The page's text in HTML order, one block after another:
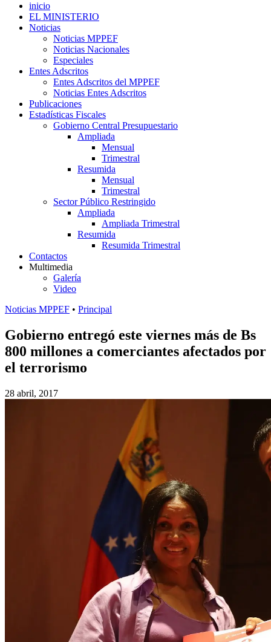
inicio
EL MINISTERIO
Noticias
Noticias MPPEF
Noticias Nacionales
Especiales
Entes Adscritos
Entes Adscritos del MPPEF
Noticias Entes Adscritos
Publicaciones
Estadísticas Fiscales
Gobierno Central Presupuestario
Ampliada
Mensual
Trimestral
Resumida
Mensual
Trimestral
Sector Público Restringido
Ampliada
Ampliada Trimestral
Resumida
Resumida Trimestral
Contactos
Multimedia
Galería
Video
Noticias MPPEF • Principal
Gobierno entregó este viernes más de Bs
800 millones a comerciantes afectados por
el terrorismo
28 abril, 2017